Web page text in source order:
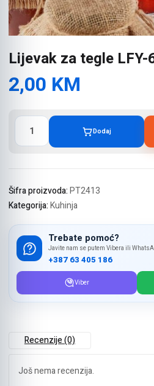
Lijevak za tegle LFY-
2,00 KM
Lijevak
tegle
količina
Dodaj
Šifra proizvoda:PT2413
Kategorija:Kuhinja
Trebate pomoć?
Javite nam se putem Vibera ili
+387 63 405 186
Viber
Recenzije (0)
Još nema recenzija.